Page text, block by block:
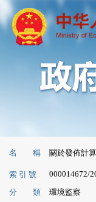
名 稱 關於發佈計
索 引 號 000014672/
分 類 環境監察